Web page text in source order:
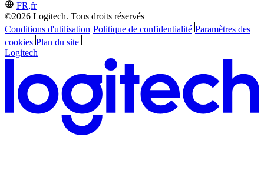
FR,fr
©2026 Logitech. Tous droits réservés
Conditions d'utilisation Politique de confidentialité Paramètres des
cookies Plan du site
Logitech